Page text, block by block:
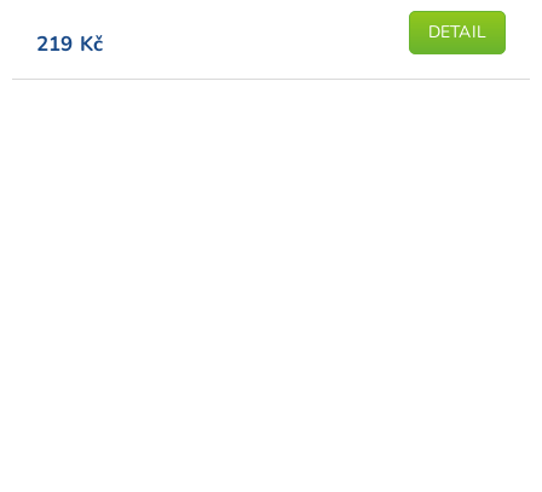
219 Kč DETAIL